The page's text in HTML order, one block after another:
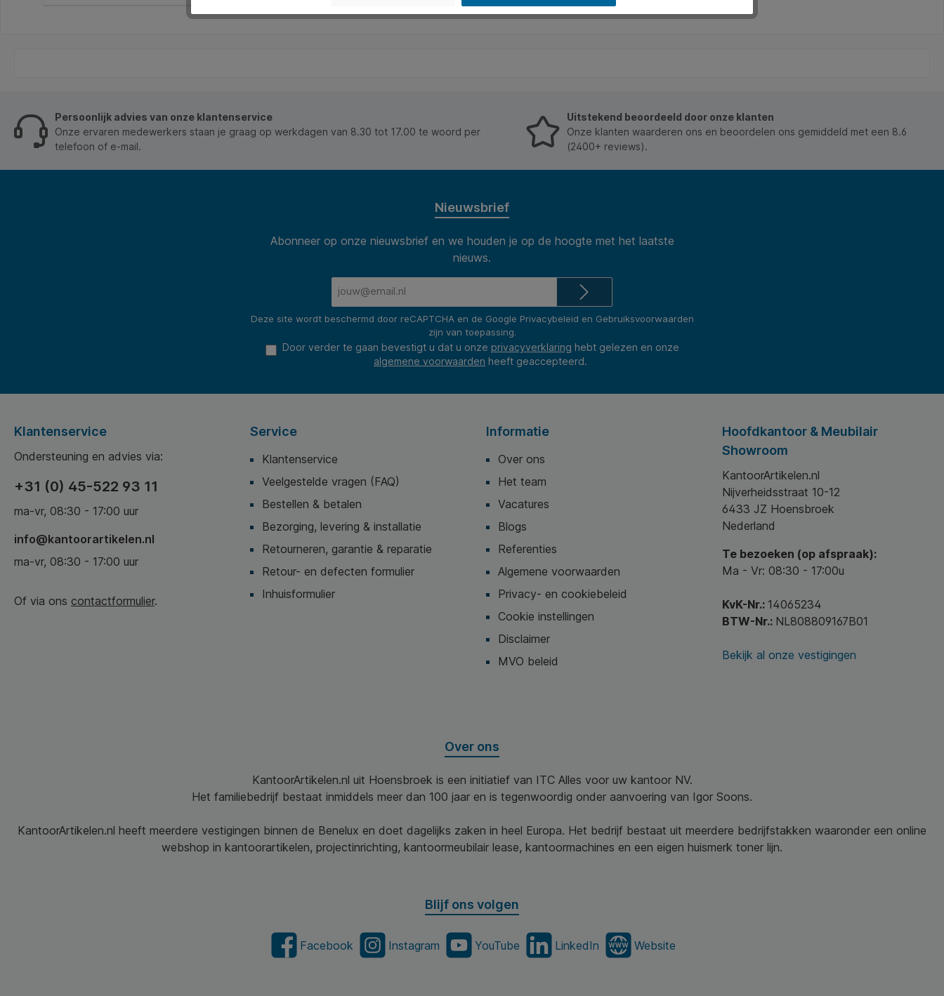
In de winkelmand In de winkelmand
Persoonlijk advies van onze klantenservice
Onze ervaren medewerkers staan je graag op werkdagen van 8.30 tot 17.00 te woord per
telefoon of e-mail.
Uitstekend beoordeeld door onze klanten
Onze klanten waarderen ons en beoordelen ons gemiddeld met een 8.6
(2400+ reviews).
Nieuwsbrief
Abonneer op onze nieuwsbrief en we houden je op de hoogte met het laatste
nieuws.
Deze site wordt beschermd door reCAPTCHA en de Google Privacybeleid en Gebruiksvoorwaarden
zijn van toepassing.
Door verder te gaan bevestigt u dat u onze privacyverklaring hebt gelezen en onze
algemene voorwaarden heeft geaccepteerd.
Klantenservice
Ondersteuning en advies via:
+31 (0) 45-522 93 11
ma-vr, 08:30 - 17:00 uur
info@kantoorartikelen.nl
ma-vr, 08:30 - 17:00 uur
Of via ons contactformulier.
Service
Klantenservice
Veelgestelde vragen (FAQ)
Bestellen & betalen
Bezorging, levering & installatie
Retourneren, garantie & reparatie
Retour- en defecten formulier
Inhuisformulier
Informatie
Over ons
Het team
Vacatures
Blogs
Referenties
Algemene voorwaarden
Privacy- en cookiebeleid
Cookie instellingen
Disclaimer
MVO beleid
Hoofdkantoor & Meubilair
Showroom
KantoorArtikelen.nl
Nijverheidsstraat 10-12
6433 JZ Hoensbroek
Nederland
Te bezoeken (op afspraak):
Ma - Vr: 08:30 - 17:00u
KvK-Nr.: 14065234
BTW-Nr.: NL808809167B01
Bekijk al onze vestigingen
Over ons
KantoorArtikelen.nl uit Hoensbroek is een initiatief van ITC Alles voor uw kantoor NV.
Het familiebedrijf bestaat inmiddels meer dan 100 jaar en is tegenwoordig onder aanvoering van Igor Soons.
KantoorArtikelen.nl heeft meerdere vestigingen binnen de Benelux en doet dagelijks zaken in heel Europa. Het bedrijf bestaat uit meerdere bedrijfstakken waaronder een online
webshop in kantoorartikelen, projectinrichting, kantoormeubilair lease, kantoormachines en een eigen huismerk toner lijn.
Blijf ons volgen
Facebook Instagram YouTube LinkedIn Website